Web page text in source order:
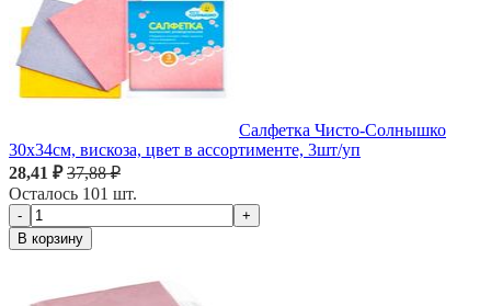
Салфетка Чисто-Солнышко
30х34см, вискоза, цвет в ассортименте, 3шт/уп
28,41 ₽37,88 ₽
Осталось 101 шт.
-
+
В корзину